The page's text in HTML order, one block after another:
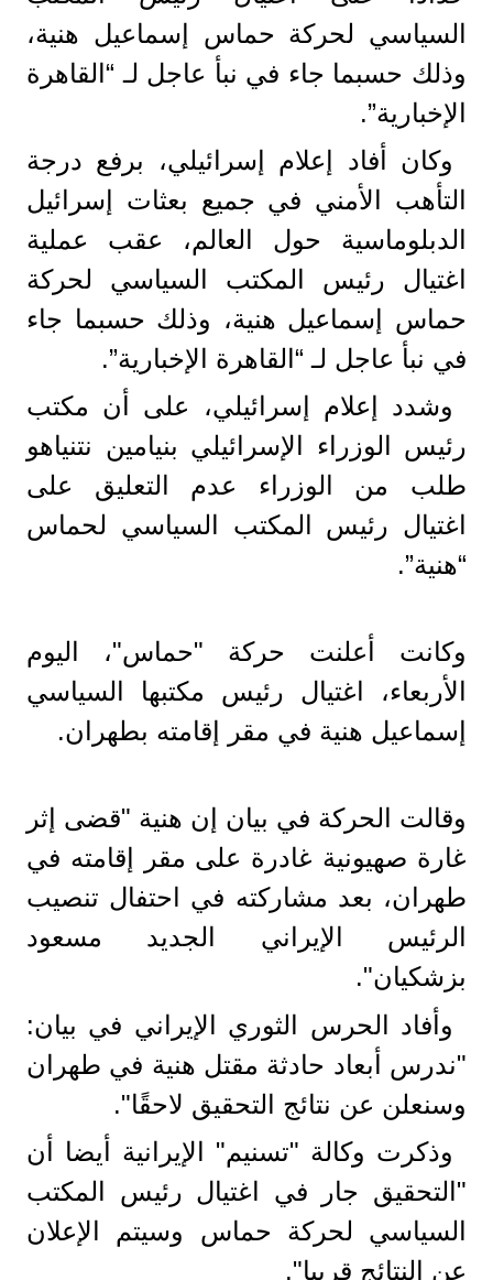
السياسي لحركة حماس إسماعيل هنية،
وذلك حسبما جاء في نبأ عاجل لـ “القاهرة
الإخبارية”.
وكان أفاد إعلام إسرائيلي، برفع درجة
التأهب الأمني في جميع بعثات إسرائيل
الدبلوماسية حول العالم، عقب عملية
اغتيال رئيس المكتب السياسي لحركة
حماس إسماعيل هنية، وذلك حسبما جاء
في نبأ عاجل لـ “القاهرة الإخبارية”.
وشدد إعلام إسرائيلي، على أن مكتب
رئيس الوزراء الإسرائيلي بنيامين نتنياهو
طلب من الوزراء عدم التعليق على
اغتيال رئيس المكتب السياسي لحماس
“هنية”.
وكانت أعلنت حركة "حماس"، اليوم
الأربعاء، اغتيال رئيس مكتبها السياسي
إسماعيل هنية في مقر إقامته بطهران.
وقالت الحركة في بيان إن هنية "قضى إثر
غارة صهيونية غادرة على مقر إقامته في
طهران، بعد مشاركته في احتفال تنصيب
الرئيس الإيراني الجديد مسعود
بزشكيان".
وأفاد الحرس الثوري الإيراني في بيان:
"ندرس أبعاد حادثة مقتل هنية في طهران
وسنعلن عن نتائج التحقيق لاحقًا".
وذكرت وكالة "تسنيم" الإيرانية أيضا أن
"التحقيق جار في اغتيال رئيس المكتب
السياسي لحركة حماس وسيتم الإعلان
عن النتائج قريبا".